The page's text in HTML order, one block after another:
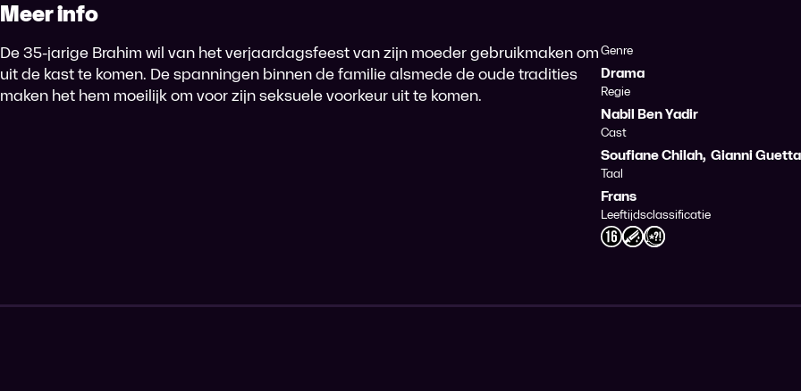
Meer info
De 35-jarige Brahim wil van het verjaardagsfeest van zijn moeder gebruikmaken om
uit de kast te komen. De spanningen binnen de familie alsmede de oude tradities
maken het hem moeilijk om voor zijn seksuele voorkeur uit te komen.
Genre
Drama
Regie
Nabil Ben Yadir
Cast
Soufiane Chilah, Gianni
Taal
Frans
Leeftijdsclassificatie